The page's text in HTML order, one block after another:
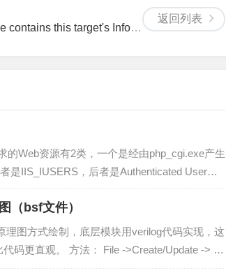
返回列表
this target's Info.plist file
Web资源有2类，一个是经由php_cgi.exe产生
是IIS_IUSERS，后者是Authenticated User或
（bsf文件）
图方式绘制，底层模块用verilog代码实现，这
码更直观。 方法： File ->Create/Update -> Cr